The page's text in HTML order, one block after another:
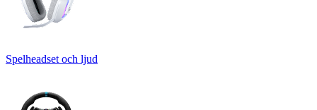
Spelheadset och ljud